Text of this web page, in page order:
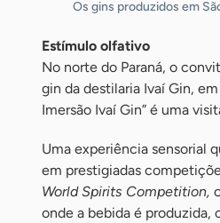
Os gins produzidos em
Estímulo olfativo
No norte do Paraná, o
gin da destilaria Ivaí Gin,
Imersão Ivaí Gin” é uma
Uma experiência sensorial
em prestigiadas
World Spirits Competition,
onde a bebida é produzida,